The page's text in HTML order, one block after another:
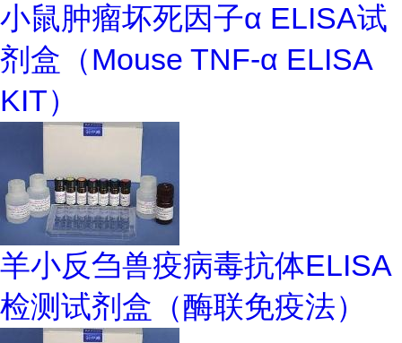
小鼠肿瘤坏死因子α ELISA试
剂盒（Mouse TNF-α ELISA
KIT）
羊小反刍兽疫病毒抗体ELISA
检测试剂盒（酶联免疫法）